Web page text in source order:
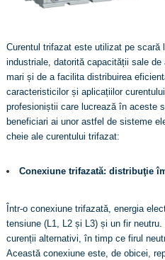
Curentul trifazat este utilizat pe scară
industriale, datorită capacității sale
mari și de a facilita distribuirea
caracteristicilor și aplicațiilor
profesioniștii care lucrează în aceste
beneficiari ai unor astfel de sisteme
cheie ale curentului trifazat:
Conexiune trifazată: distribuţie
Într-o conexiune trifazată, energia
tensiune (L1, L2 și L3) și un fir
curenții alternativi, în timp ce firul
Această conexiune este, de obicei,